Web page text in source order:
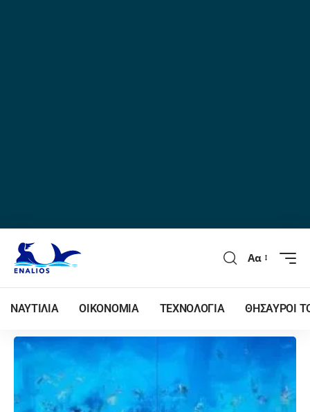
Αα
ΝΑΥΤΙΛΙΑ ΟΙΚΟΝΟΜΙΑ ΤΕΧΝΟΛΟΓΙΑ ΘΗΣΑΥΡΟΙ